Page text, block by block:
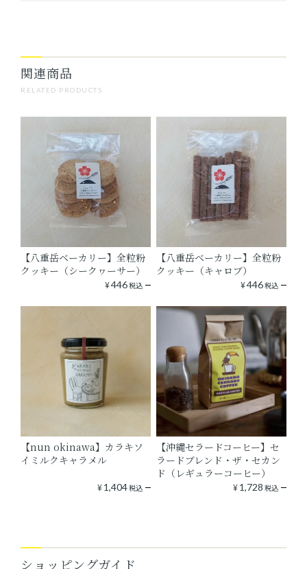
RELATED PRODUCTS
関連商品
【八重岳ベーカリー】全粒粉
クッキー（シークヮーサー）
¥446税込
【八重岳ベーカリー】全粒粉
クッキー（キャロブ）
¥446税込
【nun okinawa】カラキソ
イミルクキャラメル
¥1,404税込
【沖縄セラードコーヒー】セ
ラードブレンド・ザ・セカン
ド（レギュラーコーヒー）
¥1,728 税込
ショッピングガイド